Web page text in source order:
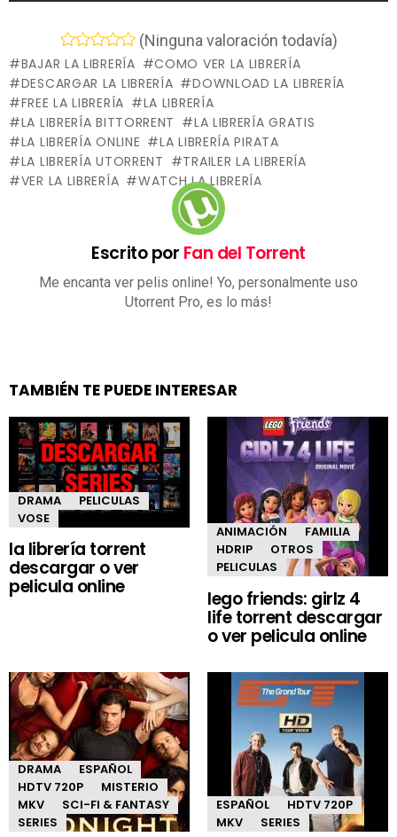
(Ninguna valoración todavía)
BAJAR LA LIBRERÍA
COMO VER LA LIBRERÍA
DESCARGAR LA LIBRERÍA
DOWNLOAD LA LIBRERÍA
FREE LA LIBRERÍA
LA LIBRERÍA
LA LIBRERÍA BITTORRENT
LA LIBRERÍA GRATIS
LA LIBRERÍA ONLINE
LA LIBRERÍA PIRATA
LA LIBRERÍA UTORRENT
TRAILER LA LIBRERÍA
VER LA LIBRERÍA
WATCH LA LIBRERÍA
Escrito por Fan del Torrent
Me encanta ver pelis online! Yo, personalmente uso
Utorrent Pro, es lo más!
TAMBIÉN TE PUEDE INTERESAR
DRAMA
PELICULAS
VOSE
la librería torrent
descargar o ver
pelicula online
ANIMACIÓN
FAMILIA
HDRIP
OTROS
PELICULAS
lego friends: girlz 4
life torrent descargar
o ver pelicula online
DRAMA
ESPAÑOL
HDTV 720P
MISTERIO
MKV
SCI-FI & FANTASY
SERIES
ESPAÑOL
HDTV 720P
MKV
SERIES